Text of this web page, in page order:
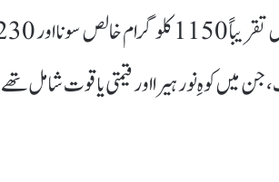
اور کہا جاتا ہے کہ یہ تاج محل کی تعمیراتی لاگت سے بھی دگنی تھی۔ تخت کی تیاری میں
میں کوہِ نور ہیرا اور قیمتی یاقوت شامل